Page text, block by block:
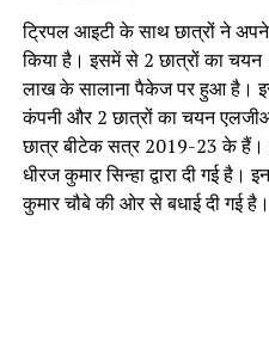
ट्रिपल आइटी के साथ छात्रों ने
किया है। इसमें से 2 छात्रों का
लाख के सालाना पैकेज पर हुआ है।
कंपनी और 2 छात्रों का चयन
छात्र बीटेक सत्र 2019-23 के हैं।
धीरज कुमार सिन्हा द्वारा दी गई है।
कुमार चौबे की ओर से बधाई दी गई है।